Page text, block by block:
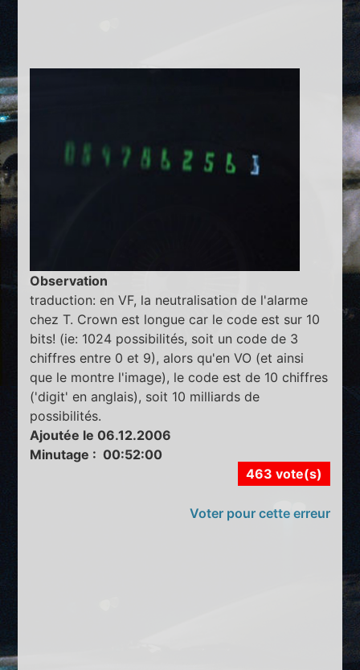
Observation
traduction: en VF, la neutralisation de l'alarme
chez T. Crown est longue car le code est sur 10
bits! (ie: 1024 possibilités, soit un code de 3
chiffres entre 0 et 9), alors qu'en VO (et ainsi
que le montre l'image), le code est de 10 chiffres
('digit' en anglais), soit 10 milliards de
possibilités.
Ajoutée le 06.12.2006
Minutage : 00:52:00
463 vote(s)
Voter pour cette erreur